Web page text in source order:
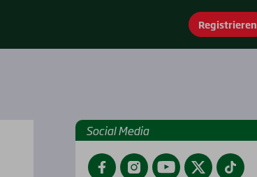
Registrieren
Social Media
FacebookInstagramYouTubeTwitterTikTok